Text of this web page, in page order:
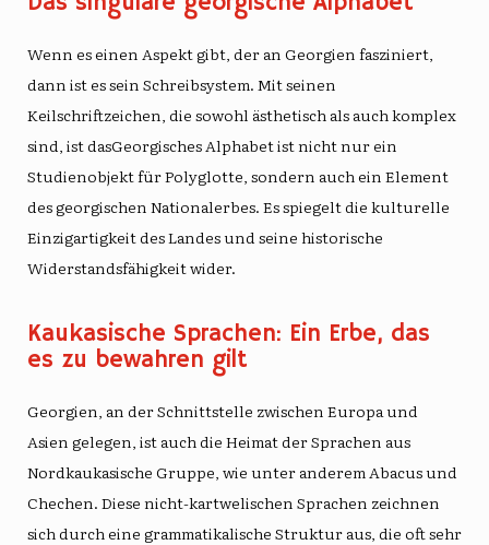
Wenn es einen Aspekt gibt, der an Georgien fasziniert,
dann ist es sein Schreibsystem. Mit seinen
Keilschriftzeichen, die sowohl ästhetisch als auch komplex
sind, ist dasGeorgisches Alphabetist nicht nur ein
Studienobjekt für Polyglotte, sondern auch ein Element
des georgischen Nationalerbes. Es spiegelt die kulturelle
Einzigartigkeit des Landes und seine historische
Widerstandsfähigkeit wider.
Kaukasische Sprachen: Ein Erbe, das
es zu bewahren gilt
Georgien, an der Schnittstelle zwischen Europa und
Asien gelegen, ist auch die Heimat der Sprachen aus
Nordkaukasische Gruppe, wie unter anderem Abacus und
Chechen. Diese nicht-kartwelischen Sprachen zeichnen
sich durch eine grammatikalische Struktur aus, die oft sehr